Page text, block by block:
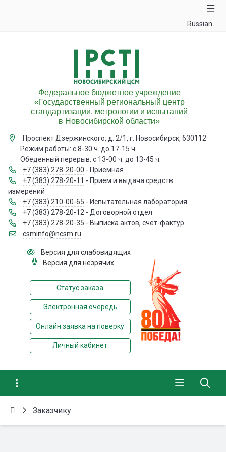
Russian
Федеральное бюджетное учреждение
«Государственный региональный центр
стандартизации, метрологии и испытаний
в Новосибирской области»
Проспект Дзержинского, д. 2/1, г. Новосибирск, 630112
Режим работы: с 8-30 ч. до 17-15 ч.
Обеденный перерыв: с 13-00 ч. до 13-45 ч.
+7 (383) 278-20-00 - Приемная
+7 (383) 278-20-11 - Прием и выдача средств
измерений
+7 (383) 210-00-65 - Испытательная лаборатория
+7 (383) 278-20-12 - Договорной отдел
+7 (383) 278-20-35 - Выписка актов, счёт-фактур
csminfo@ncsm.ru
Версия для слабовидящих
Версия для незрячих
Статус заказа
Электронная очередь
Онлайн заявка на поверку
Личный кабинет
Заказчику